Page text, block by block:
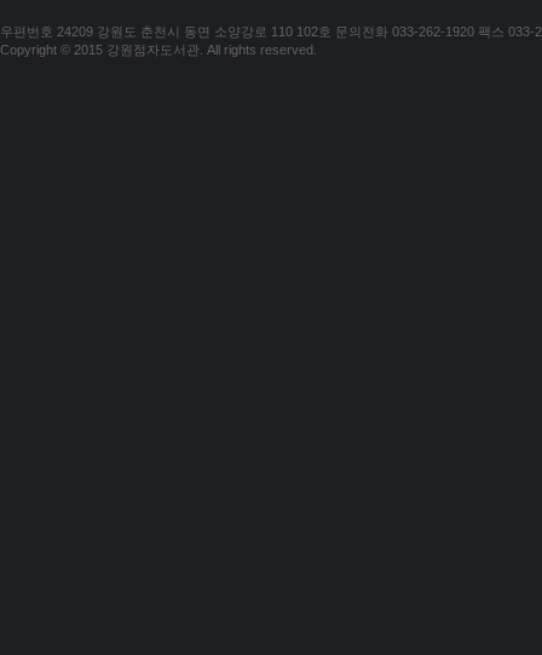
우편번호 24209 강원도 춘천시 동면 소양강로 110 102호 문의전화 033-262-1920 팩스 033-
Copyright © 2015 강원점자도서관. All rights reserved.